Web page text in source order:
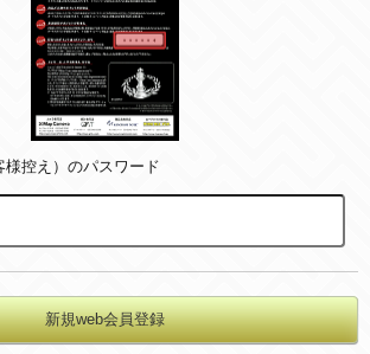
様控え）のパスワード